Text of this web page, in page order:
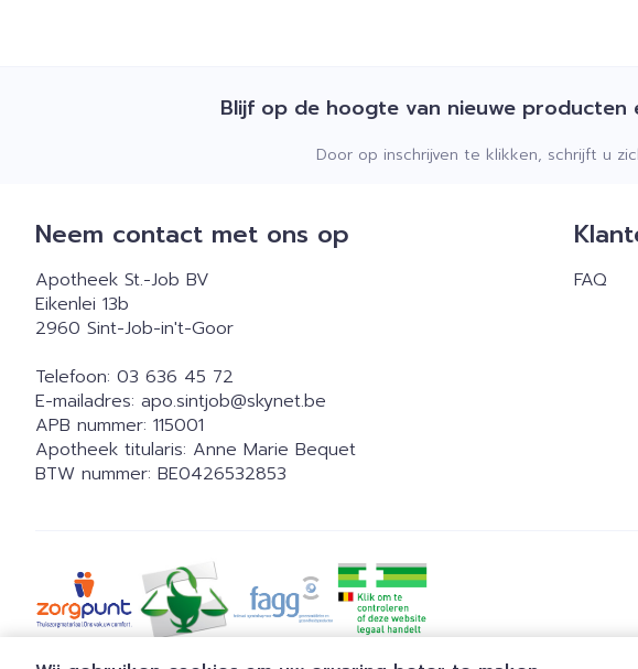
Blijf op de hoogte van nieuwe producten
Door op inschrijven te klikken, schrijft u
Neem contact met ons op
Apotheek St.-Job BV
Eikenlei 13b
2960 Sint-Job-in't-Goor
Telefoon: 03 636 45 72
E-mailadres: apo.sintjob@skynet.be
APB nummer: 115001
Apotheek titularis: Anne Marie Bequet
BTW nummer: BE0426532853
FAQ